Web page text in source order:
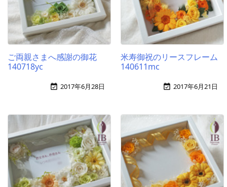
ご両親さまへ感謝の御花
140718yc
 2017年6月28日
米寿御祝のリースフレーム
140611mc
 2017年6月21日